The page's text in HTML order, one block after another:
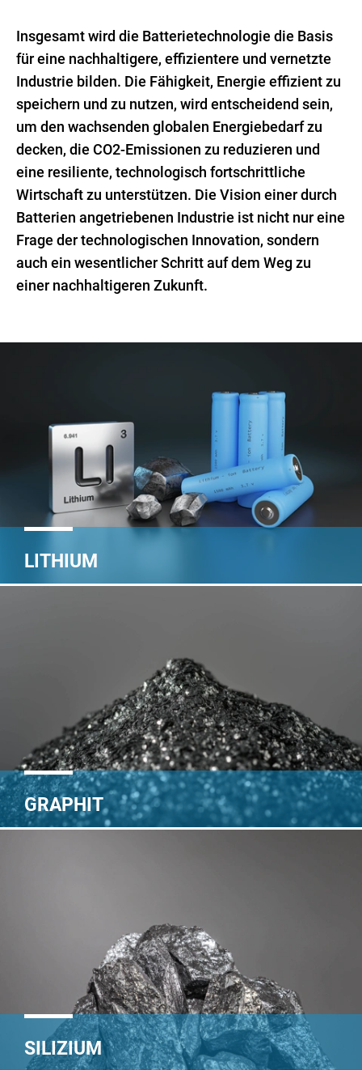
Insgesamt wird die Batterietechnologie die Basis
für eine nachhaltigere, effizientere und vernetzte
Industrie bilden. Die Fähigkeit, Energie effizient zu
speichern und zu nutzen, wird entscheidend sein,
um den wachsenden globalen Energiebedarf zu
decken, die CO2-Emissionen zu reduzieren und
eine resiliente, technologisch fortschrittliche
Wirtschaft zu unterstützen. Die Vision einer durch
Batterien angetriebenen Industrie ist nicht nur eine
Frage der technologischen Innovation, sondern
auch ein wesentlicher Schritt auf dem Weg zu
einer nachhaltigeren Zukunft.
LITHIUM
GRAPHIT
SILIZIUM